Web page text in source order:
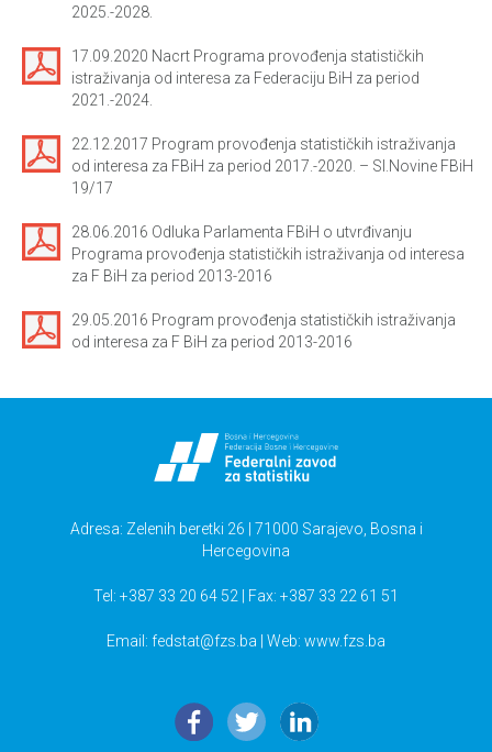
2025.-2028.
17.09.2020 Nacrt Programa provođenja statističkih
istraživanja od interesa za Federaciju BiH za period
2021.-2024.
22.12.2017 Program provođenja statističkih istraživanja
od interesa za FBiH za period 2017.-2020. – Sl.Novine FBiH
19/17
28.06.2016 Odluka Parlamenta FBiH o utvrđivanju
Programa provođenja statističkih istraživanja od interesa
za F BiH za period 2013-2016
29.05.2016 Program provođenja statističkih istraživanja
od interesa za F BiH za period 2013-2016
Adresa: Zelenih beretki 26 | 71000 Sarajevo, Bosna i
Hercegovina
Tel: +387 33 20 64 52 | Fax: +387 33 22 61 51
Email: fedstat@fzs.ba | Web: www.fzs.ba